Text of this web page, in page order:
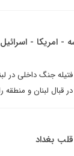
امریکا - اسرائیل
جنگ داخلی
قبال لبنان و منطقه
بغداد